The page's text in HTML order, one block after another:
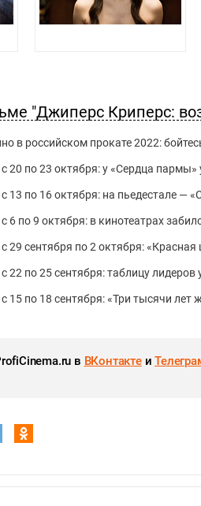
"Джиперс Криперс:
в российском прокате 2022:
20 по 23 октября: у «Сердца
13 по 16 октября: на пьедестале —
6 по 9 октября: в кинотеатрах
с 29 сентября по 2 октября:
22 по 25 сентября: таблицу
15 по 18 сентября: «Три тысячи лет
в ВКонтактеи